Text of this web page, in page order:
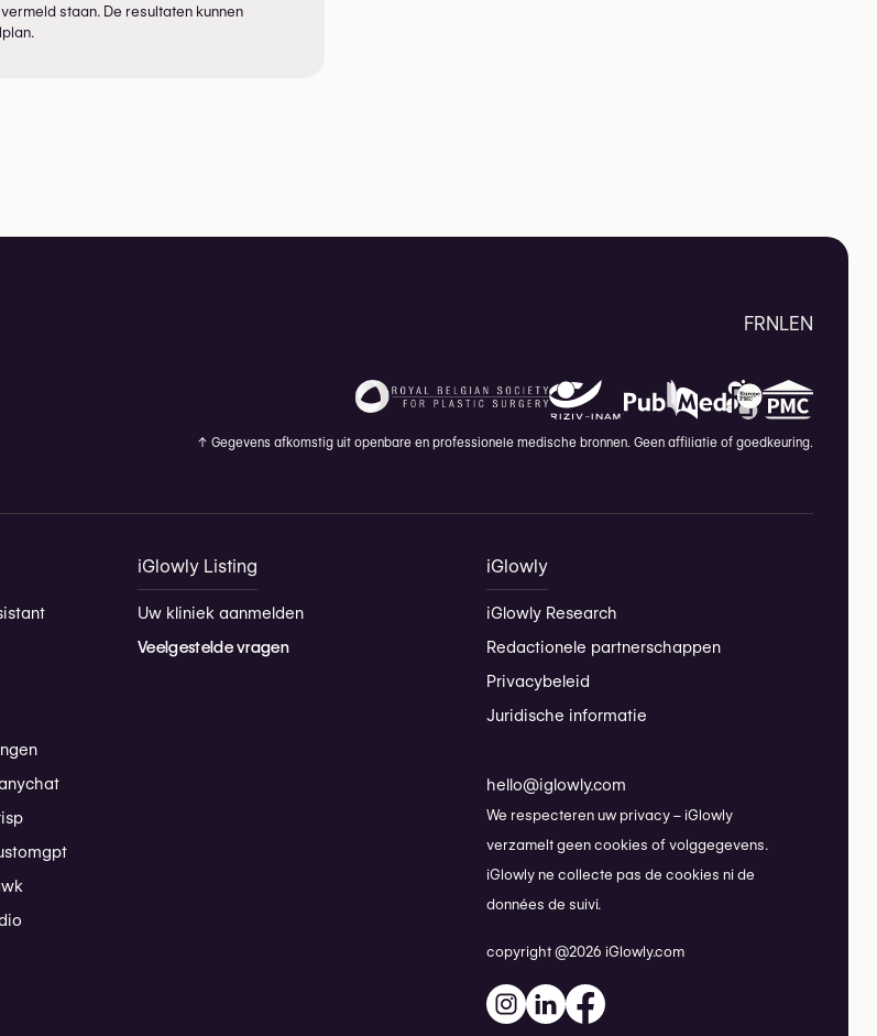
staan. De resultaten kunnen
FRNLEN
↑ Gegevens afkomstig uit openbare en professionele medische bronnen. Geen affiliatie of goedkeuring.
iGlowly Listing
Uw kliniek aanmelden
Veelgestelde vragen
iGlowly
iGlowly Research
Redactionele partnerschappen
Privacybeleid
Juridische informatie
hello@iglowly.com
We respecteren uw privacy – iGlowly
verzamelt geen cookies of volggegevens.
iGlowly ne collecte pas de cookies ni de
données de suivi.
copyright @2026 iGlowly.com